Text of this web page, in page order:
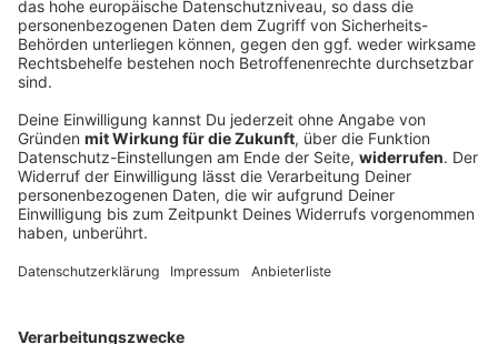
FC Augsburg siegt beim Familientag gegen
Italien-Club
Bundesligist einen 0:2-Rückstand auf und tankt
Saison.